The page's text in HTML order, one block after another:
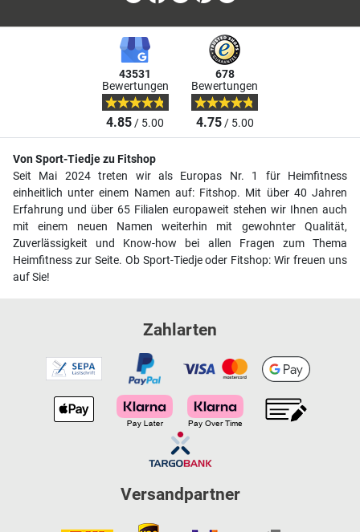
43531
Bewertungen
4.85/ 5.00
678
Bewertungen
4.75/ 5.00
Von Sport-Tiedje zu Fitshop
Seit Mai 2024 treten wir als Europas Nr. 1 für Heimfitness
einheitlich unter einem Namen auf: Fitshop. Mit über 40 Jahren
Erfahrung und über 65 Filialen europaweit stehen wir Ihnen auch
mit einem neuen Namen weiterhin mit gewohnter Qualität,
Zuverlässigkeit und Know-how bei allen Fragen zum Thema
Heimfitness zur Seite. Ob Sport-Tiedje oder Fitshop: Wir freuen uns
auf Sie!
Zahlarten
Versandpartner